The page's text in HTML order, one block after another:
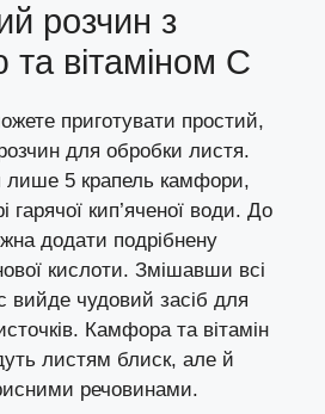
розчин з
вітаміном С
приготувати простий,
для обробки листя.
лише 5 крапель камфори,
гарячої кип’яченої води. До
додати подрібнену
кислоти. Змішавши всі
вийде чудовий засіб для
Камфора та вітамін
листям блиск, але й
речовинами.